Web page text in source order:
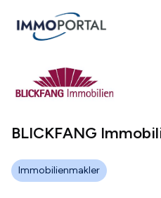
BLICKFANG
Immobilienmakler